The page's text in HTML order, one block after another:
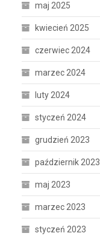
maj 2025
kwiecień 2025
czerwiec 2024
marzec 2024
luty 2024
styczeń 2024
grudzień 2023
październik 2023
maj 2023
marzec 2023
styczeń 2023